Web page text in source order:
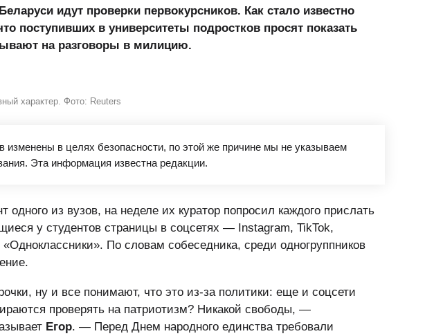
идут проверки первокурсников. Как стало известно
поступивших в университеты подростков просят показать
на разговоры в милицию.
характер. Фото: Reuters
изменены в целях безопасности, по этой же причине мы не указываем
Эта информация известна редакции.
одного из вузов, на неделе их куратор попросил каждого прислать
у студентов страницы в соцсетях — Instagram, TikTok,
По словам собеседника, среди одногруппников
ну и все понимают, что это из-за политики: еще и соцсети
проверять на патриотизм? Никакой свободы, —
Егор. — Перед Днем народного единства требовали